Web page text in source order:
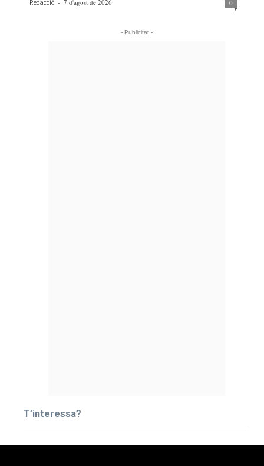
Redacció - 7 d'agost de 2026 0
- Publicitat -
T’interessa?